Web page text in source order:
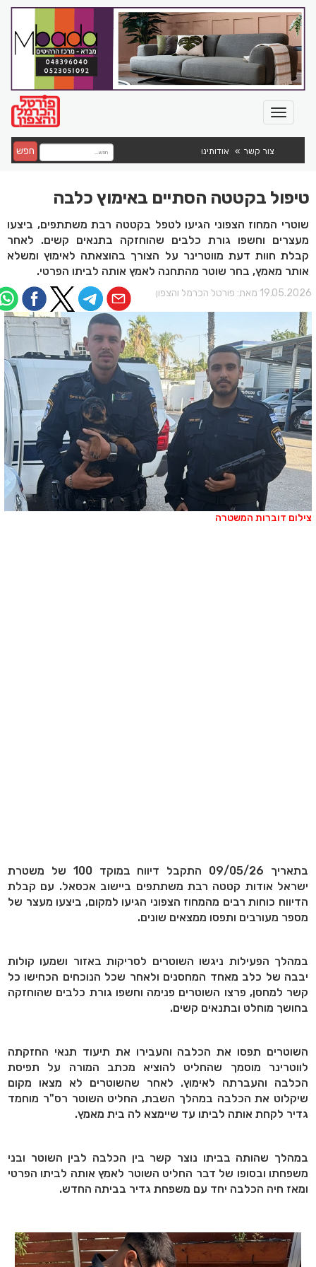
צור קשר אודותינו חפש
טיפול בקטטה הסתיים באימוץ כלבה
שוטרי המחוז הצפוני הגיעו לטפל בקטטה רבת משתתפים, ביצעו
מעצרים וחשפו גורת כלבים שהוחזקה בתנאים קשים. לאחר
קבלת חוות דעת מווטרינר על הצורך בהוצאתה לאימוץ ומשלא
אותר מאמץ, בחר שוטר מהתחנה לאמץ אותה לביתו הפרטי.
מאת: פורטל הכרמל והצפון
דוברות המשטרה
בתאריך 09/05/26 התקבל דיווח במוקד 100 של משטרת
ישראל אודות קטטה רבת משתתפים ביישוב אכסאל. עם קבלת
הדיווח כוחות רבים מהמחוז הצפוני הגיעו למקום, ביצעו מעצר של
מספר מעורבים ותפסו ממצאים שונים.
במהלך הפעילות ניגשו השוטרים לסריקות באזור ושמעו קולות
יבבה של כלב מאחד המחסנים ולאחר שכל הנוכחים הכחישו כל
קשר למחסן, פרצו השוטרים פנימה וחשפו גורת כלבים שהוחזקה
בחושך מוחלט ובתנאים קשים.
השוטרים תפסו את הכלבה והעבירו את תיעוד תנאי החזקתה
לווטרינר מוסמך שהחליט להוציא מכתב המורה על תפיסת
הכלבה והעברתה לאימוץ. לאחר שהשוטרים לא מצאו מקום
שיקלוט את הכלבה במהלך השבת, החליט השוטר רס"ר מוחמד
גדיר לקחת אותה לביתו עד שיימצא לה בית מאמץ.
במהלך שהותה בביתו נוצר קשר בין הכלבה לבין השוטר ובני
משפחתו ובסופו של דבר החליט השוטר לאמץ אותה לביתו הפרטי
ומאז חיה הכלבה יחד עם משפחת גדיר בביתה החדש.